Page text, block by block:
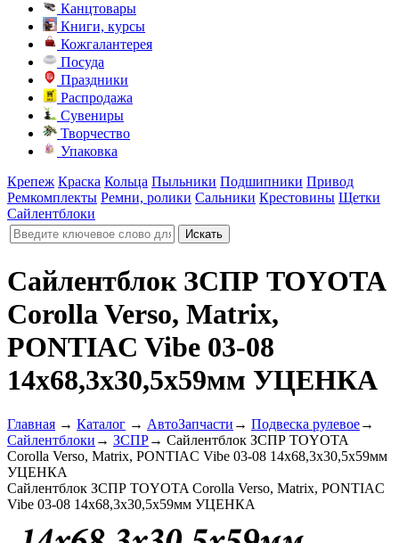
Канцтовары
Книги, курсы
Кожгалантерея
Посуда
Праздники
Распродажа
Сувениры
Творчество
Упаковка
Крепеж Краска Кольца Пыльники Подшипники Привод
Ремкомплекты Ремни, ролики Сальники Крестовины Щетки
Сайлентблоки
Сайлентблок ЗСПР TOYOTA
Corolla Verso, Matrix,
PONTIAC Vibe 03-08
14х68,3х30,5х59мм УЦЕНКА
Главная → Каталог → АвтоЗапчасти → Подвеска рулевое→
Сайлентблоки → ЗСПР→ Сайлентблок ЗСПР TOYOTA
Corolla Verso, Matrix, PONTIAC Vibe 03-08 14х68,3х30,5х59мм
УЦЕНКА
Сайлентблок ЗСПР TOYOTA Corolla Verso, Matrix, PONTIAC
Vibe 03-08 14х68,3х30,5х59мм УЦЕНКА